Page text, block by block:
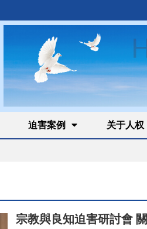
迫害案例 关于人权
宗教與良知迫害研討會